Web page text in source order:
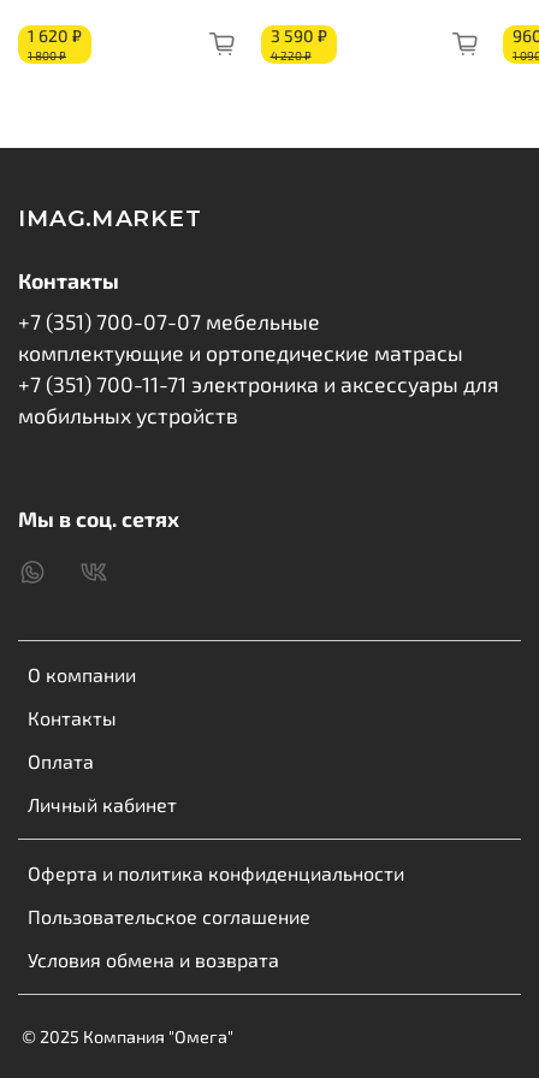
Жесткость стороны 2: средняя
Изоляционный слой
Бурлет
1 620 ₽
1 800 ₽
3 590 ₽
4 220 ₽ 1
IMAG.MARKET
О компании
Контакты
Оплата
Личный кабинет
Оферта и политика конфиденциальности
Пользовательское соглашение
Условия обмена и возврата
Контакты
+7 (351) 700-07-07 мебельные
комплектующие и ортопедические матрасы
+7 (351) 700-11-71 электроника и аксессуары для
мобильных устройств
Мы в соц. сетях
© 2025 Компания "Омега"